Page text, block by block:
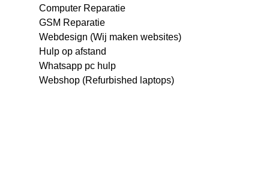
Computer Reparatie
GSM Reparatie
Webdesign (Wij maken websites)
Hulp op afstand
Whatsapp pc hulp
Webshop (Refurbished laptops)